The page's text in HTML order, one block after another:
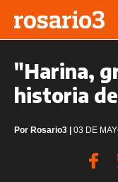
"Harina,
historia
Por Rosario3 03 DE